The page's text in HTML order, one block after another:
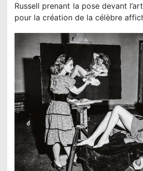
Russell prenant la pose devant
pour la création de la célèbre